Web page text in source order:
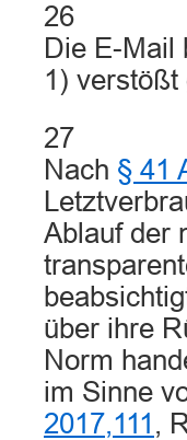
26
Die E-Mail
1) verstößt
27
Nach § 41
Ablauf der
über ihre
Norm
im Sinne
2017,111 ,